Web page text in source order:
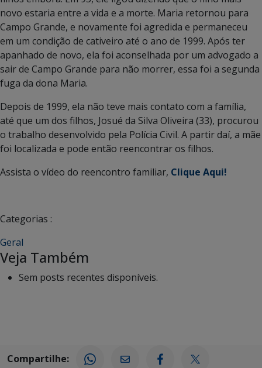
novo estaria entre a vida e a morte. Maria retornou para
Campo Grande, e novamente foi agredida e permaneceu
em um condição de cativeiro até o ano de 1999. Após ter
apanhado de novo, ela foi aconselhada por um advogado a
sair de Campo Grande para não morrer, essa foi a segunda
fuga da dona Maria.
Depois de 1999, ela não teve mais contato com a família,
até que um dos filhos, Josué da Silva Oliveira (33), procurou
o trabalho desenvolvido pela Polícia Civil. A partir daí, a mãe
foi localizada e pode então reencontrar os filhos.
Assista o vídeo do reencontro familiar, Clique Aqui!
Categorias :
Geral
Veja Também
Sem posts recentes disponíveis.
Compartilhe: